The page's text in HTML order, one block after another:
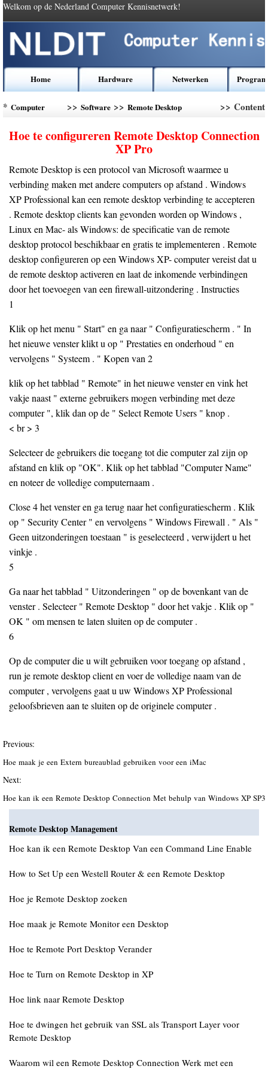
Welkom op de Nederland Computer Kennisnetwerk!
Home Hardware Netwerken
* Computer
>> Software>> Remote Desktop
>> Content
Hoe te configureren Remote Desktop Connection
XP Pro
Remote Desktop is een protocol van Microsoft waarmee u
verbinding maken met andere computers op afstand . Windows
XP Professional kan een remote desktop verbinding te accepteren
. Remote desktop clients kan gevonden worden op Windows ,
Linux en Mac- als Windows: de specificatie van de remote
desktop protocol beschikbaar en gratis te implementeren . Remote
desktop configureren op een Windows XP- computer vereist dat u
de remote desktop activeren en laat de inkomende verbindingen
door het toevoegen van een firewall-uitzondering . Instructies
1
Klik op het menu " Start" en ga naar " Configuratiescherm . " In
het nieuwe venster klikt u op " Prestaties en onderhoud " en
vervolgens " Systeem . " Kopen van 2
klik op het tabblad " Remote" in het nieuwe venster en vink het
vakje naast " externe gebruikers mogen verbinding met deze
computer ", klik dan op de " Select Remote Users " knop .
< br > 3
Selecteer de gebruikers die toegang tot die computer zal zijn op
afstand en klik op "OK". Klik op het tabblad "Computer Name"
en noteer de volledige computernaam .
Close 4 het venster en ga terug naar het configuratiescherm . Klik
op " Security Center " en vervolgens " Windows Firewall . " Als "
Geen uitzonderingen toestaan ​​" is geselecteerd , verwijdert u het
vinkje .
5
Ga naar het tabblad " Uitzonderingen " op de bovenkant van de
venster . Selecteer " Remote Desktop " door het vakje . Klik op "
OK " om mensen te laten sluiten op de computer .
6
Op de computer die u wilt gebruiken voor toegang op afstand ,
run je remote desktop client en voer de volledige naam van de
computer , vervolgens gaat u uw Windows XP Professional
geloofsbrieven aan te sluiten op de originele computer .
Previous:
Hoe maak je een Extern bureaublad gebruiken voor een iMac
Next:
Hoe kan ik een Remote Desktop Connection Met behulp van Windows XP
Remote Desktop Management
Hoe kan ik een Remote Desktop Van een Command Line Enable
How to Set Up een Westell Router & een Remote Desktop
Hoe je Remote Desktop zoeken
Hoe maak je Remote Monitor een Desktop
Hoe te Remote Port Desktop Verander
Hoe te Turn on Remote Desktop in XP
Hoe link naar Remote Desktop
Hoe te dwingen het gebruik van SSL als Transport Layer voor
Remote Desktop
Waarom wil een Remote Desktop Connection Werk met een